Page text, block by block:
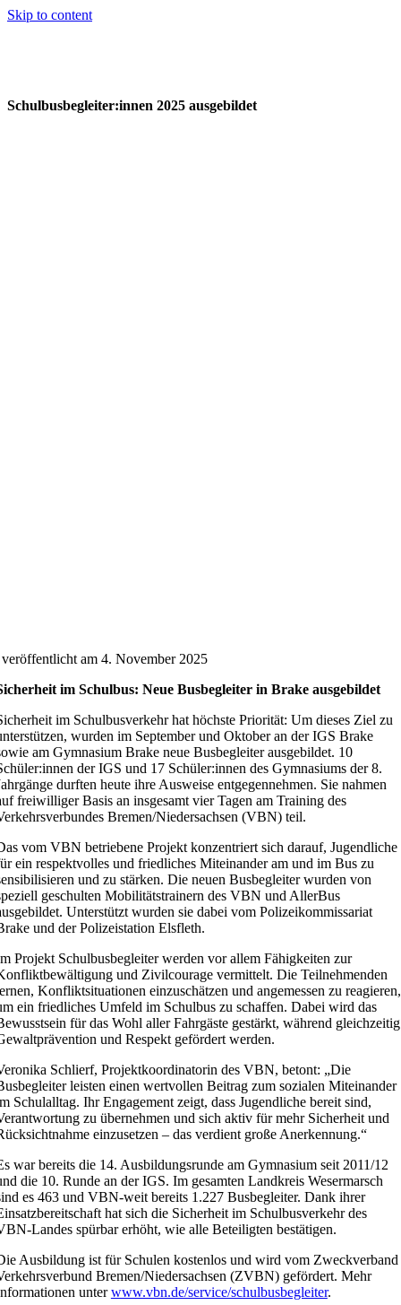
Skip to content
Schulbusbegleiter:innen 2025 ausgebildet
veröffentlicht am 4. November 2025
im Schulbus: Neue Busbegleiter in Brake ausgebildet
im Schulbusverkehr hat höchste Priorität: Um dieses Ziel zu
wurden im September und Oktober an der IGS Brake
am Gymnasium Brake neue Busbegleiter ausgebildet. 10
der IGS und 17 Schüler:innen des Gymnasiums der 8.
durften heute ihre Ausweise entgegennehmen. Sie nahmen
freiwilliger Basis an insgesamt vier Tagen am Training des
Bremen/Niedersachsen (VBN) teil.
vom VBN betriebene Projekt konzentriert sich darauf, Jugendliche
ein respektvolles und friedliches Miteinander am und im Bus zu
und zu stärken. Die neuen Busbegleiter wurden von
geschulten Mobilitätstrainern des VBN und AllerBus
Unterstützt wurden sie dabei vom Polizeikommissariat
und der Polizeistation Elsfleth.
Projekt Schulbusbegleiter werden vor allem Fähigkeiten zur
und Zivilcourage vermittelt. Die Teilnehmenden
Konfliktsituationen einzuschätzen und angemessen zu reagieren,
ein friedliches Umfeld im Schulbus zu schaffen. Dabei wird das
für das Wohl aller Fahrgäste gestärkt, während gleichzeitig
und Respekt gefördert werden.
Schlierf, Projektkoordinatorin des VBN, betont: „Die
leisten einen wertvollen Beitrag zum sozialen Miteinander
Schulalltag. Ihr Engagement zeigt, dass Jugendliche bereit sind,
zu übernehmen und sich aktiv für mehr Sicherheit und
einzusetzen – das verdient große Anerkennung.“
war bereits die 14. Ausbildungsrunde am Gymnasium seit 2011/12
die 10. Runde an der IGS. Im gesamten Landkreis Wesermarsch
es 463 und VBN-weit bereits 1.227 Busbegleiter. Dank ihrer
hat sich die Sicherheit im Schulbusverkehr des
Landes spürbar erhöht, wie alle Beteiligten bestätigen.
Ausbildung ist für Schulen kostenlos und wird vom Zweckverband
Bremen/Niedersachsen (ZVBN) gefördert. Mehr
unterwww.vbn.de/service/schulbusbegleiter.